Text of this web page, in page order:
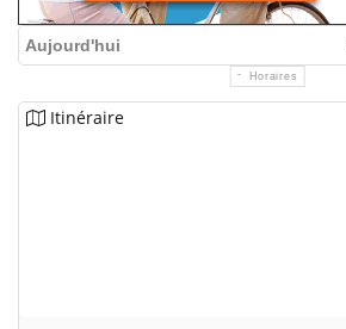
Aujourd'hui
Horaires
Itinéraire